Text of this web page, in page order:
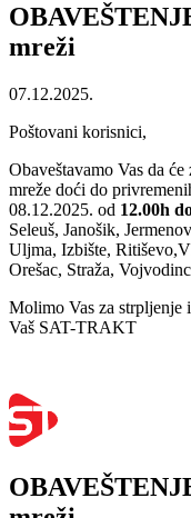
mreži
07.12.2025.
Poštovani korisnici,
Obaveštavamo Vas da
mreže doći do
08.12.2025. od 12.00h
Seleuš, Janošik,
Uljma, Izbište,
Orešac, Straža,
Molimo Vas za strpljenje
Vaš SAT-TRAKT